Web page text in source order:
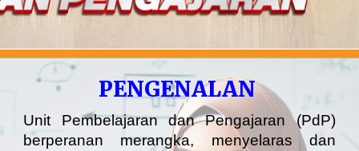
PENGENALAN
Unit Pembelajaran dan Pengajaran (PdP)
berperanan merangka, menyelaras dan